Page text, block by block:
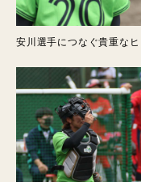
安川選手につなぐ貴重な